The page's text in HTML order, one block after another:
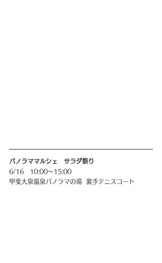
パノラママルシェ   サラダ祭り
6/16   10:00〜15:00
甲斐大泉温泉パノラマの湯  裏手テニスコート